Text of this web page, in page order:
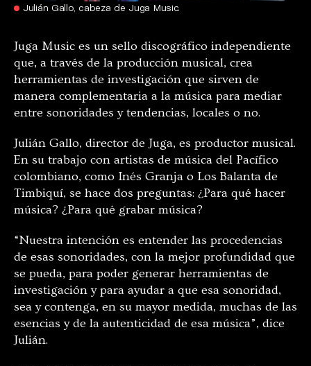
Julián Gallo, cabeza de Juga Music.
Juga Music es un sello discográfico independiente
que, a través de la producción musical, crea
herramientas de investigación que sirven de
manera complementaria a la música para mediar
entre sonoridades y tendencias, locales o no.
Julián Gallo, director de Juga, es productor musical.
En su trabajo con artistas de música del Pacífico
colombiano, como Inés Granja o Los Balanta de
Timbiquí, se hace dos preguntas: ¿Para qué hacer
música? ¿Para qué grabar música?
“Nuestra intención es entender las procedencias
de esas sonoridades, con la mejor profundidad que
se pueda, para poder generar herramientas de
investigación y para ayudar a que esa sonoridad,
sea y contenga, en su mayor medida, muchas de las
esencias y de la autenticidad de esa música”, dice
Julián.